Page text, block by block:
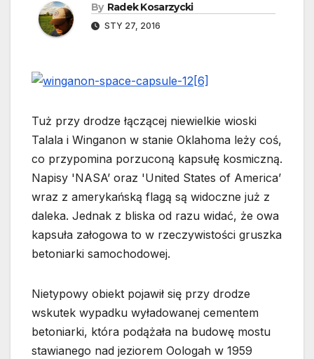
By Radek Kosarzycki
STY 27, 2016
Tuż przy drodze łączącej niewielkie wioski
Talala i Winganon w stanie Oklahoma leży coś,
co przypomina porzuconą kapsułę kosmiczną.
Napisy 'NASA’ oraz 'United States of America’
wraz z amerykańską flagą są widoczne już z
daleka. Jednak z bliska od razu widać, że owa
kapsuła załogowa to w rzeczywistości gruszka
betoniarki samochodowej.
Nietypowy obiekt pojawił się przy drodze
wskutek wypadku wyładowanej cementem
betoniarki, która podążała na budowę mostu
stawianego nad jeziorem Oologah w 1959